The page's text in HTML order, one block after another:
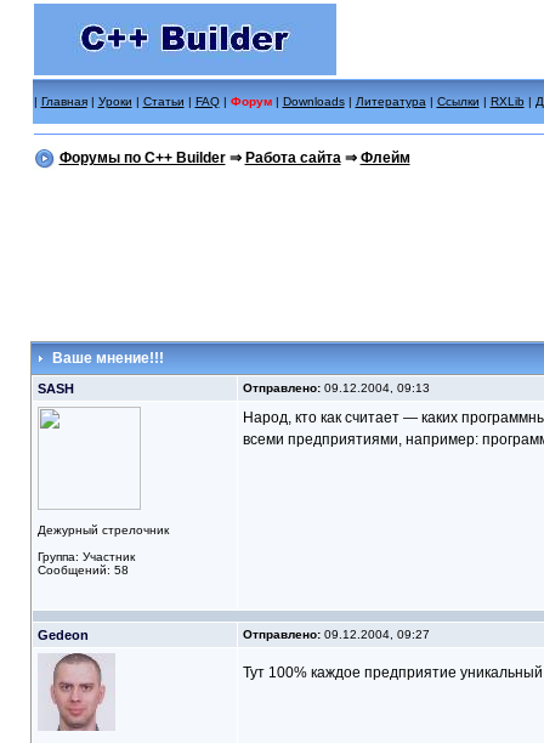
| Главная| Уроки | Статьи | FAQ| Форум | Downloads| Литература | Ссылки | RXLib |
Форумы по C++ Builder⇒ Работа сайта⇒ Флейм
Ваше мнение!!!
SASH Отправлено:09.12.2004, 09:13
Дежурный стрелочник
Группа: Участник
Сообщений: 58
Народ, кто как считает — каких
всеми предприятиями, например:
Gedeon Отправлено:09.12.2004, 09:27
Тут 100% каждое предприятие